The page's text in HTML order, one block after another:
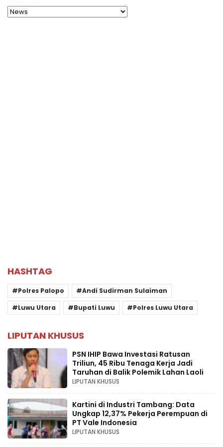
Rubrik
HASHTAG
Polres Palopo
Andi Sudirman Sulaiman
Luwu Utara
Bupati Luwu Polres Luwu Utara
LIPUTAN KHUSUS
PSN IHIP Bawa Investasi Ratusan
Triliun, 45 Ribu Tenaga Kerja Jadi
Taruhan di Balik Polemik Lahan Laoli
LIPUTAN KHUSUS
Kartini di Industri Tambang: Data
Ungkap 12,37% Pekerja Perempuan di
PT Vale Indonesia
LIPUTAN KHUSUS